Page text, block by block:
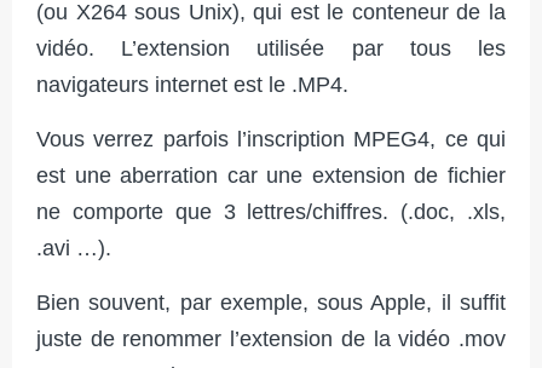
(ou X264 sous Unix), qui est le conteneur de la
vidéo. L’extension utilisée par tous les
navigateurs internet est le .MP4.
Vous verrez parfois l’inscription MPEG4, ce qui
est une aberration car une extension de fichier
ne comporte que 3 lettres/chiffres. (.doc, .xls,
.avi …).
Bien souvent, par exemple, sous Apple, il suffit
juste de renommer l’extension de la vidéo .mov